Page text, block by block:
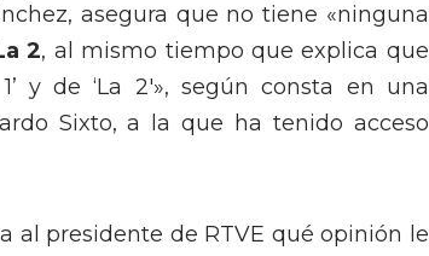
asegura que no tiene «ninguna
2, al mismo tiempo que explica que
y de ‘La 2′», según consta en una
Sixto, a la que ha tenido acceso
al presidente de RTVE qué opinión le